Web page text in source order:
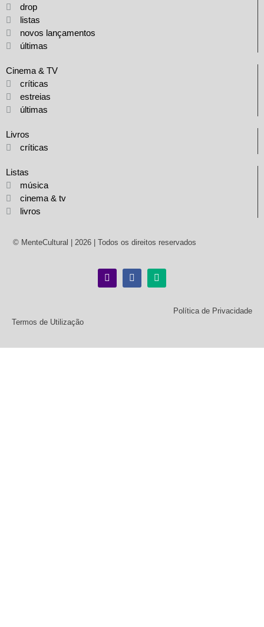
drop
listas
novos lançamentos
últimas
Cinema & TV
críticas
estreias
últimas
Livros
críticas
Listas
música
cinema & tv
livros
© MenteCultural | 2026 | Todos os direitos reservados
Política de Privacidade
Termos de Utilização